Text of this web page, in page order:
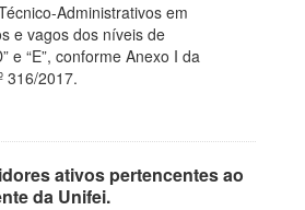
Administrativos em
e vagos dos níveis de
e “E”, conforme Anexo I da
316/2017.
ativos pertencentes ao
da Unifei.